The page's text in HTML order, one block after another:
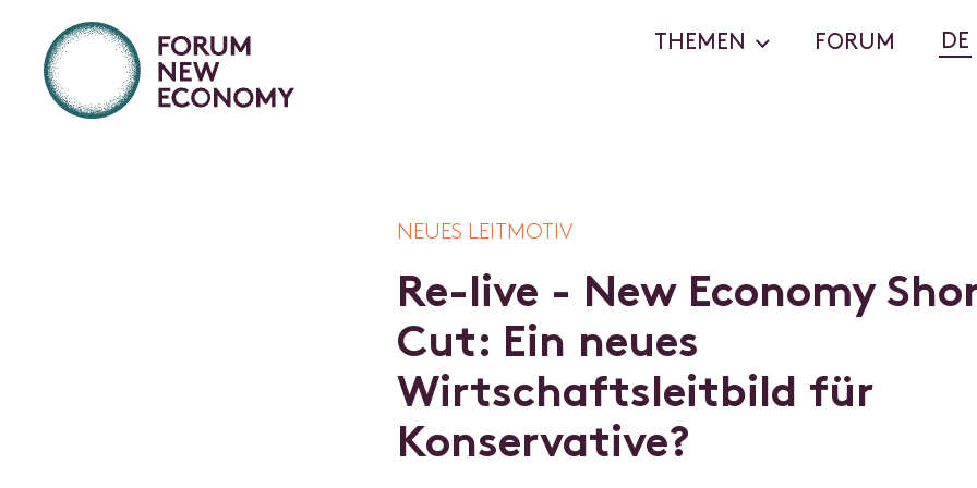
THEMEN FORUM DE
NEUES LEITMOTIV
Re-live - New Economy Sho
Cut: Ein neues
Wirtschaftsleitbild für
Konservative?